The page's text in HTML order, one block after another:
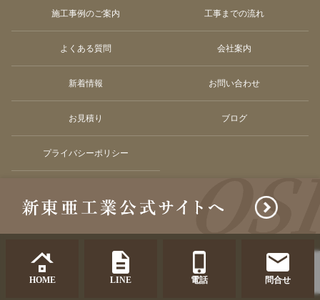
施工事例のご案内 工事までの流れ
よくある質問 会社案内
新着情報 お問い合わせ
お見積り ブログ
プライバシーポリシー
© Shintoakogyo co.ltd. All Rights Reserved.
HOME LINE 電話 問合せ